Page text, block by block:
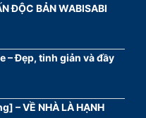
ĐỘC BẢN WABISABI
– Đẹp, tinh giản và đầy
– VỀ NHÀ LÀ HẠNH